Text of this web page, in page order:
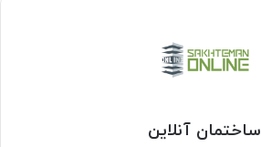
ساختمان آنلاین